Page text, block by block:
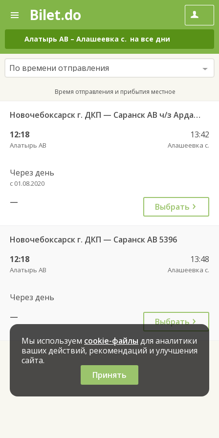
—
Поиск
и
покупка
билетов
на
автобус
онлайн
Bilet.do
Алатырь АВ – Алашеевка с. на все дни
По времени отправления
Время отправления и прибытия местное
Новочебоксарск г. ДКП — Саранск АВ ч/з Ардатов 2190
12:18
Алатырь АВ
13:42
Алашеевка с.
Через день
с 01.08.2020
— Выбрать
Новочебоксарск г. ДКП — Саранск АВ 5396
12:18
Алатырь АВ
13:48
Алашеевка с.
Через день
—
Выбрать
Мы используем cookie-файлы для аналитики
ваших действий, рекомендаций и улучшения
сайта.
Принять